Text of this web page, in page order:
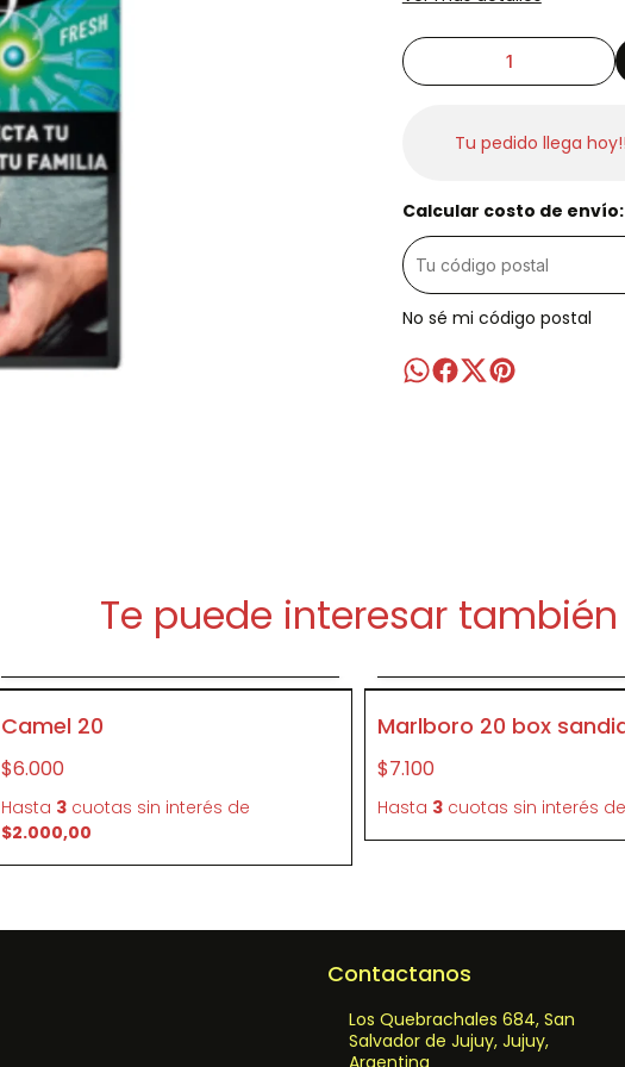
Tu pedido llega hoy!!
Calcular costo de envío:
No sé mi código postal
Te puede interesar también
Camel 20
$6.000
Hasta 3 cuotas sin interés de
$2.000,00
Marlboro 20 box
$7.100
Hasta 3 cuotas sin interés de
Contactanos
Los Quebrachales 684, San
Salvador de Jujuy, Jujuy,
Argentina